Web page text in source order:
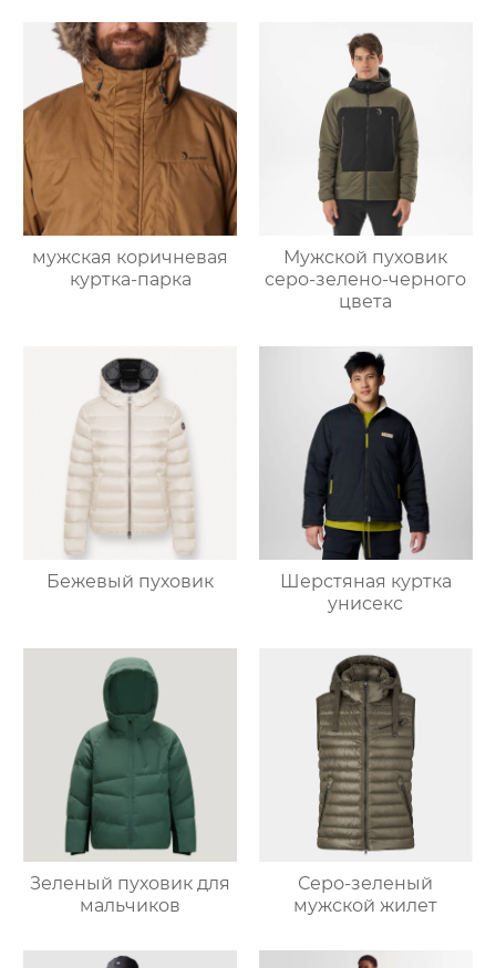
мужская коричневая
куртка-парка
Мужской пуховик
серо-зелено-черного
цвета
Бежевый пуховик
Шерстяная куртка
унисекс
Зеленый пуховик для
мальчиков
Серо-зеленый
мужской жилет